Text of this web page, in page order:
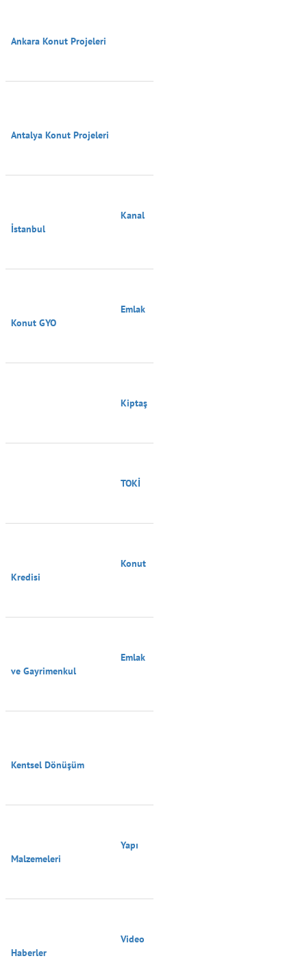
Ankara Konut Projeleri
Antalya Konut Projeleri
İstanbul
Konut GYO
Kredisi
ve Gayrimenkul
Kentsel Dönüşüm
Malzemeleri
Haberler